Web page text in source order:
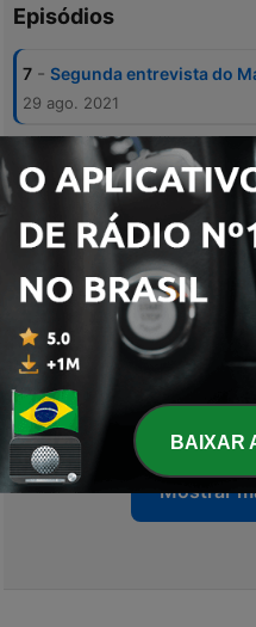
Episódios
7 - Segunda entrevista do
29 ago. 2021
Entrevista da turminha
29 ago. 2021
5 - Agora as mamães são
4 - Do que você mais gosta
29 ago. 2021
3 - Onde você gosta de
29 ago. 2021
Mostrar
BAIXAR